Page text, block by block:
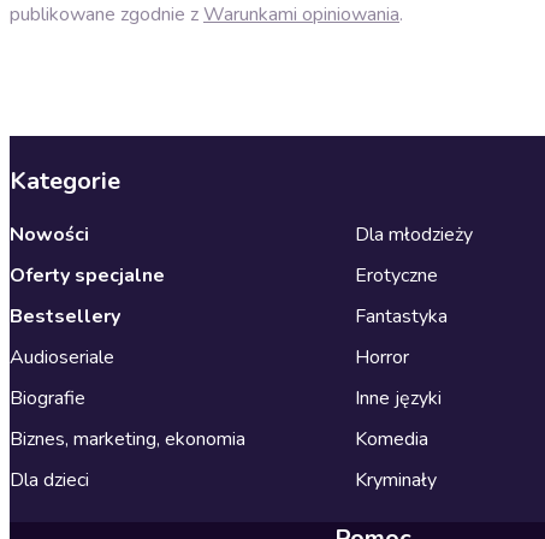
publikowane zgodnie zWarunkami opiniowania.
Kategorie
Nowości
Oferty specjalne
Bestsellery
Audioseriale
Biografie
Biznes, marketing, ekonomia
Dla dzieci
Dla młodzieży
Erotyczne
Fantastyka
Horror
Inne języki
Komedia
Kryminały